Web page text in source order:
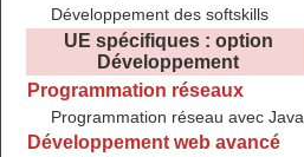
Développement des softskills
UE spécifiques : option
Développement
Programmation réseaux
Programmation réseau avec Java
Développement web avancé